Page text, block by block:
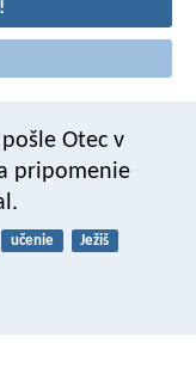
Otec v
pripomenie
učenie
Ježiš